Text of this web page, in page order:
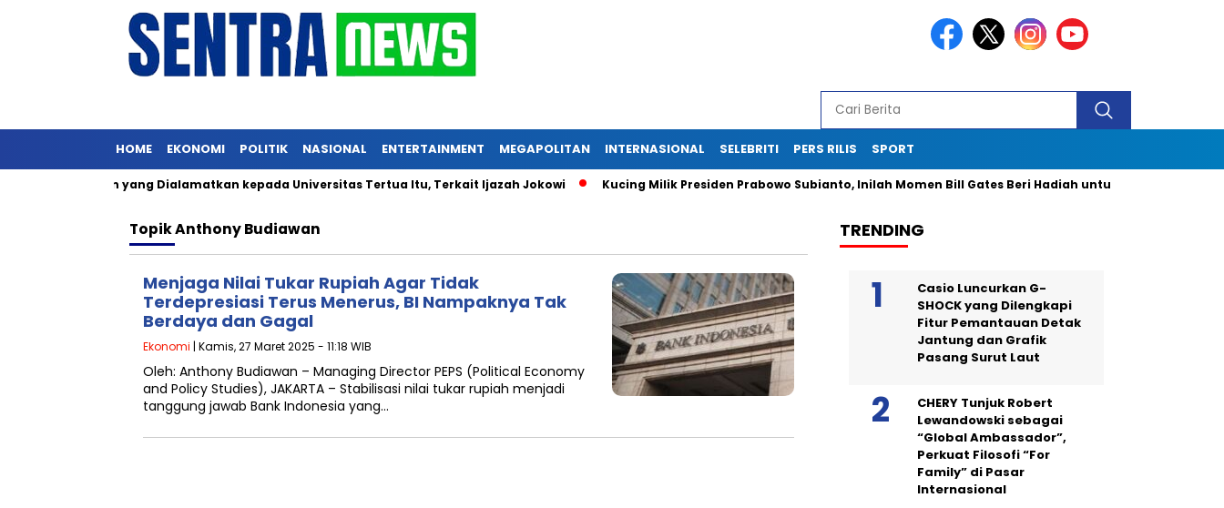
HOME EKONOMI POLITIK NASIONAL ENTERTAINMENT MEGAPOLITAN INTERNASIONAL SELEBRITI PERS RILIS SPORT
Rp69 Triliun yang Dialamatkan kepada Universitas Tertua Itu, Terkait Ijazah Jokowi Kucing Milik Presiden Prabowo Subianto, Inilah Momen Bill Gates Beri Hadiah untuk Bobby Kertanegara
TopikAnthony Budiawan
Menjaga Nilai Tukar Rupiah Agar Tidak
Terdepresiasi Terus Menerus, BI Nampaknya Tak
Berdaya dan Gagal
Ekonomi | Kamis, 27 Maret 2025 - 11:18 WIB
Oleh: Anthony Budiawan – Managing Director PEPS (Political Economy
and Policy Studies), JAKARTA – Stabilisasi nilai tukar rupiah menjadi
tanggung jawab Bank Indonesia yang…
TRENDING
Casio Luncurkan G-
SHOCK yang Dilengkapi
Fitur Pemantauan Detak
Jantung dan Grafik
Pasang Surut Laut
CHERY Tunjuk Robert
Lewandowski sebagai
“Global Ambassador”,
Perkuat Filosofi “For
Family” di Pasar
Internasional